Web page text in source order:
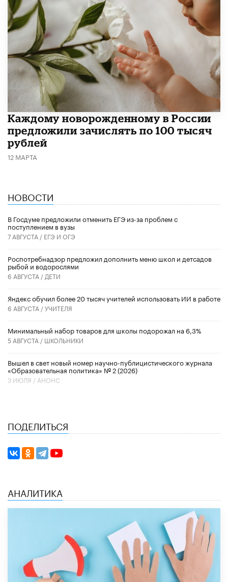
Каждому новорожденному в России
предложили зачислять по 100 тысяч
рублей
12 МАРТА
НОВОСТИ
В Госдуме предложили отменить ЕГЭ из-за проблем с
поступлением в вузы
7 АВГУСТА / ЕГЭ И ОГЭ
Роспотребнадзор предложил дополнить меню школ и детсадов
рыбой и водорослями
6 АВГУСТА / ДЕТИ
​Яндекс обучил более 20 тысяч учителей использовать ИИ в работе
6 АВГУСТА /УЧИТЕЛЯ
Минимальный набор товаров для школы подорожал на 6,3%
5 АВГУСТА / ШКОЛЬНИКИ
Вышел в свет новый номер научно-публицистического журнала
«Образовательная политика» № 2 (2026)
3 ИЮЛЯ / АНОНС
ПОДЕЛИТЬСЯ
АНАЛИТИКА